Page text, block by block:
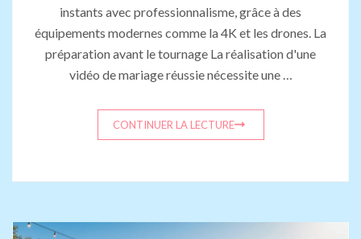
instants avec professionnalisme, grâce à des
équipements modernes comme la 4K et les drones. La
préparation avant le tournage La réalisation d'une
vidéo de mariage réussie nécessite une …
CONTINUER LA LECTURE